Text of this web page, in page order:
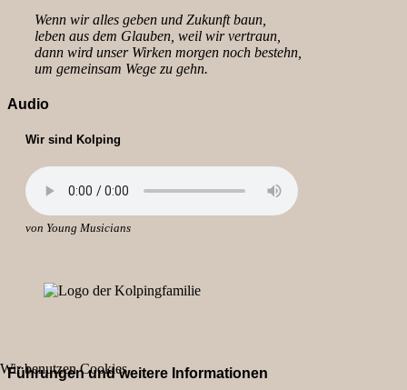
Wenn wir alles geben und Zukunft baun,
leben aus dem Glauben, weil wir vertraun,
dann wird unser Wirken morgen noch bestehn,
um gemeinsam Wege zu gehn.
Audio
Wir sind Kolping
von Young Musicians
Führungen und weitere Informationen
Wir benutzen Cookies